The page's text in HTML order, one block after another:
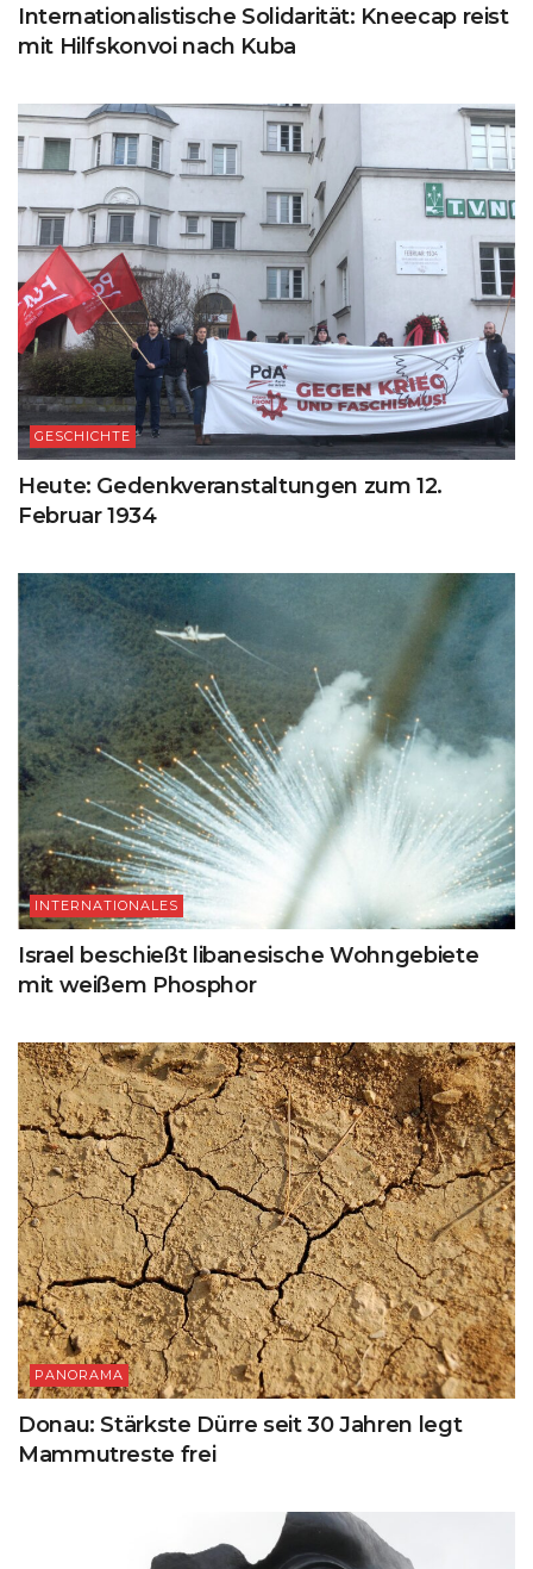
Internationalistische Solidarität: Kneecap reist
mit Hilfskonvoi nach Kuba
GESCHICHTE
Heute: Gedenkveranstaltungen zum 12.
Februar 1934
INTERNATIONALES
Israel beschießt libanesische Wohngebiete
mit weißem Phosphor
PANORAMA
Donau: Stärkste Dürre seit 30 Jahren legt
Mammutreste frei